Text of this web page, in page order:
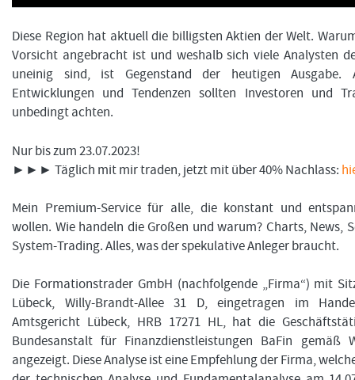
Diese Region hat aktuell die billigsten Aktien der Welt.
Vorsicht angebracht ist und weshalb sich viele Analysten
uneinig sind, ist Gegenstand der heutigen Ausgabe.
Entwicklungen und Tendenzen sollten Investoren und
unbedingt achten.
Nur bis zum 23.07.2023!
►►► Täglich mit mir traden, jetzt mit über 40% Nachlass:
Mein Premium-Service für alle, die konstant und
wollen. Wie handeln die Großen und warum? Charts, News,
System-Trading. Alles, was der spekulative Anleger braucht.
Die Formationstrader GmbH (nachfolgende „Firma“) mit
Lübeck, Willy-Brandt-Allee 31 D, eingetragen im
Amtsgericht Lübeck, HRB 17271 HL, hat die
Bundesanstalt für Finanzdienstleistungen BaFin gemäß
angezeigt. Diese Analyse ist eine Empfehlung der Firma,